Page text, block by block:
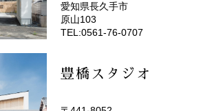
(EMOTOP名古屋)
愛知県長久手市
原山103
TEL:0561-76-0707
豊橋スタジオ